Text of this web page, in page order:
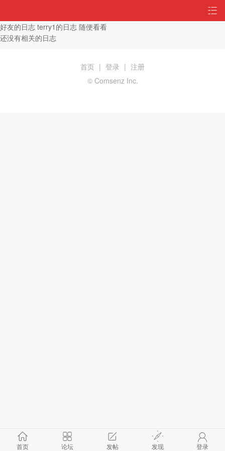
好友的日志 terry1的日志 随便看看
还没有相关的日志
首页 论坛 发帖 发现 登录
首页 | 登录 | 注册
© Comsenz Inc.